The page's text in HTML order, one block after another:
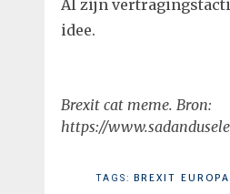
Al zijn
idee.
Brexit cat meme. Bron:
https://
TAGS: BREXIT EUROPA